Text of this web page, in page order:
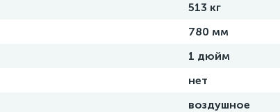
513 кг
780 мм
1 дюйм
нет
воздушное